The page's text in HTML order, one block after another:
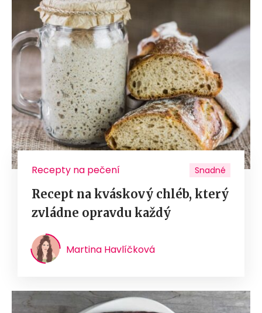
Recepty na pečení Snadné
Recept na kváskový chléb, který
zvládne opravdu každý
Martina Havlíčková